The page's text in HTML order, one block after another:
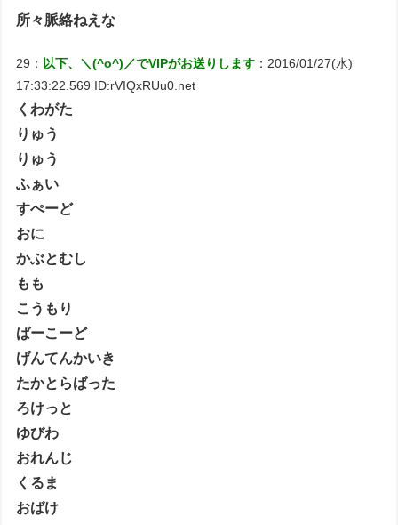
所々脈絡ねえな
29： 以下、＼(^o^)／でVIPがお送りします ：2016/01/27(水)
17:33:22.569 ID:rVIQxRUu0.net
くわがた
りゅう
りゅう
ふぁい
すぺーど
おに
かぶとむし
もも
こうもり
ばーこーど
げんてんかいき
たかとらばった
ろけっと
ゆびわ
おれんじ
くるま
おばけ